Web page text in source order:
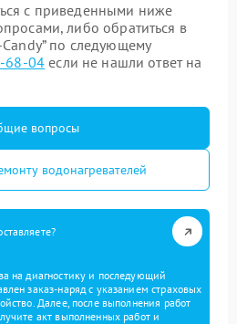
с приведенными ниже
либо обратиться в
по следующему
68-04 если не нашли ответ на
вопросы
водонагревателей
на диагностику и последующий
заказ-наряд с указанием страховых
Далее, после выполнения работ
акт выполненных работ и